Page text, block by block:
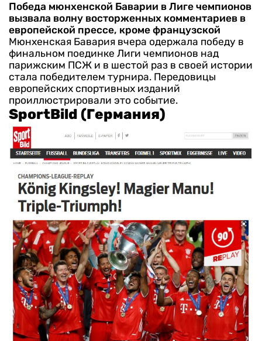
Победа мюнхенской Баварии в Лиге чемпионов
вызвала волну восторженных комментариев в
европейской прессе, кроме французской
Мюнхенская Бавария вчера одержала победу в
финальном поединке Лиги чемпионов над
парижским ПСЖ и в шестой раз в своей истории
стала победителем турнира. Передовицы
европейских спортивных изданий
проиллюстрировали это событие.
SportBild (Германия)